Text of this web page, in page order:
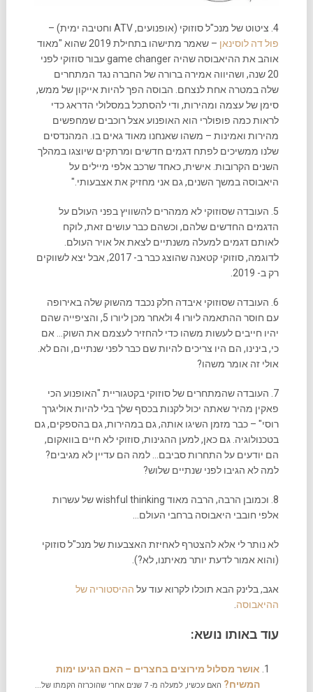
4. ציטוט של מנכ"ל סוזוקי (אופנועים, ATV וחטיבה ימית) –
פול דה לוסינאן
– שאמר מתישהו בתחילת 2019 שהוא "מאוד
אוהב את ההיאבוסה שהיה game changer עבור סוזוקי לפני
20 שנה, ושהיווה אמירה ברורה של החברה נגד המתחרים
שלה במטרה אחת לנצחם. הבוסה הפך להיות אייקון של ממש,
סימן של עצמה ומהירות, ודי להסתכל במסלולי הדראג כדי
לראות כמה פופולרי הוא האופנוע אצל רוכבים שמחפשים
מהירות ואמינות – משהו שאנחנו מאוד גאים בו. המהנדסים
שלנו ממשיכים לפתח דגמים חדשים ומרתקים שיוצגו במהלך
השנים הקרובות. אישית, כאחד שרכב אלפי מיילים על
היאבוסה במשך השנים, גם אני מחזיק את אצבעותי."
5. העובדה שסוזוקי לא ממהרים להשוויץ בפני העולם על
הדגמים החדשים שלהם, וכשהם כבר עושים זאת, לוקח
לאותם דגמים למעלה משנתיים לצאת אל אויר העולם.
לדוגמה, סוזוקי קטאנה שהוצג כבר ב- 2017, אבל יצא לשווקים
רק ב- 2019.
6. העובדה שסוזוקי איבדה חלק נכבד מהשוק שלה באירופה
עם חוסר ההתאמה ליורו 4 ולאחר מכן ליורו 5, והציפייה שהם
יהיו חייבים לעשות משהו כדי להחזיר לעצמם את השוק… אם
כי, בינינו, הם היו צריכים להיות שם כבר לפני שנתיים, והם לא.
אולי זה אומר משהו?
7. העובדה שהמתחרים של סוזוקי בקטגוריית "האופנוע הכי
פאקין מהיר שאתה יכול לקנות בכסף שלך בלי להיות אוליגרך
רוסי" – כבר מזמן השיגו אותה, גם במהירות, גם בהספקים, גם
בטכנולוגיה. גם כאן, למען ההגינות, סוזוקי לא חיים בוואקום,
הם יודעים על התחרות סביבם… למה הם עדיין לא מגיבים?
למה לא הגיבו לפני שנתיים שלוש?
8. וכמובן הרבה, הרבה מאוד wishful thinking של עשרות
אלפי חובבי היאבוסה ברחבי העולם…
לא נותר לי אלא להצטרף לאחיזת האצבעות של מנכ"ל סוזוקי
(והוא אמור לדעת יותר מאיתנו, לא?).
אגב, בלינק הבא תוכלו לקרוא עוד על ההיסטוריה של
ההיאבוסה.
עוד באותו נושא:
אושר מסלול מירוצים בחצרים – האם הגיעו ימות
המשיח? האם עכשיו, למעלה מ- 7 שנים אחרי שהוכרזה הקמתו של...